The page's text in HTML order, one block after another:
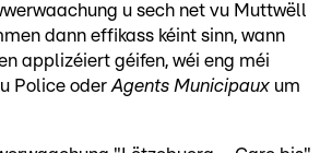
u sech net vu Muttwëll
dann effikass kéint sinn, wann
applizéiert géifen, wéi eng méi
Police oder Agents Municipaux um